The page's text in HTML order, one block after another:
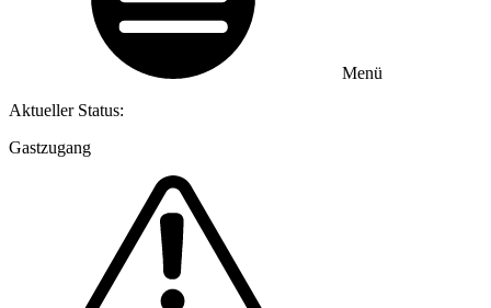
Menü
Aktueller Status:
Gastzugang